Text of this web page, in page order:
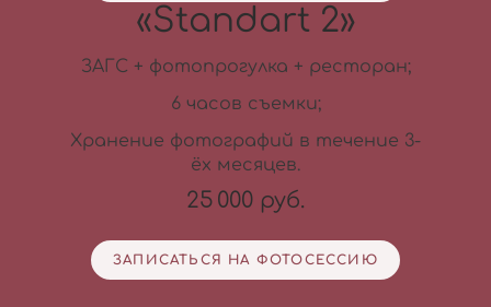
«Standart 2»
ЗАГС + фотопрогулка + ресторан;
6 часов съемки;
Хранение фотографий в течение 3-
ёх месяцев.
25 000 руб.
ЗАПИСАТЬСЯ НА ФОТОСЕССИЮ